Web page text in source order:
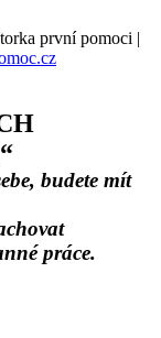
první pomoci |
budete mít
práce.